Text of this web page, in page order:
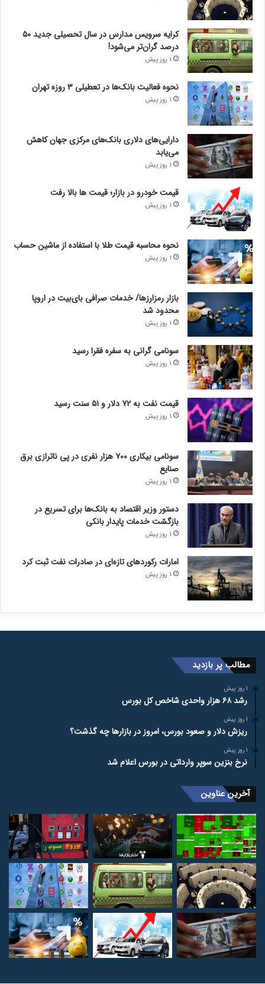
کرایه سرویس مدارس در سال تحصیلی جدید ۵۰
درصد گران‌تر می‌شود!
1 روز پیش
نحوه فعالیت بانک‌ها در تعطیلی ۳ روزه تهران
1 روز پیش
دارایی‌های دلاری بانک‌های مرکزی جهان کاهش
می‌یابد
1 روز پیش
قیمت خودرو در بازار؛ قیمت ها بالا رفت
1 روز پیش
نحوه محاسبه قیمت طلا با استفاده از ماشین حساب
1 روز پیش
بازار رمزارزها/ خدمات صرافی بای‌بیت در اروپا
محدود شد
1 روز پیش
سونامی گرانی به سفره فقرا رسید
1 روز پیش
قیمت نفت به ۷۲ دلار و ۵۱ سنت رسید
1 روز پیش
سونامی بیکاری ۷۰۰ هزار نفری در پی ناترازی برق
صنایع
1 روز پیش
دستور وزیر اقتصاد به بانک‌ها برای تسریع در
بازگشت خدمات پایدار بانکی
1 روز پیش
امارات رکورد‌های تازه‌ای در صادرات نفت ثبت کرد
1 روز پیش
مطالب پر بازدید
1 روز پیش
رشد ۶۸ هزار واحدی شاخص کل بورس
1 روز پیش
ریزش دلار و صعود بورس، امروز در بازارها چه گذشت؟
1 روز پیش
نرخ بنزین سوپر وارداتی در بورس اعلام شد
آخرین عناوین